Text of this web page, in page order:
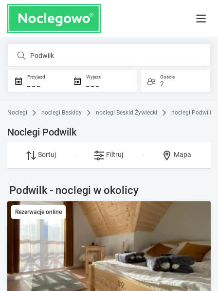
Podwilk
Przyjazd
_._._
Wyjazd
_._._
Goście
2
Noclegi noclegi Beskidy noclegi Beskid Żywiecki noclegi Podwilk
Noclegi Podwilk
Sortuj Filtruj Mapa
Podwilk - noclegi w okolicy
Rezerwacje online